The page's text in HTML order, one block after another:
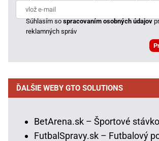
Súhlasím sospracovaním osobných údajov
reklamných správ
ĎALŠIE WEBY GTO SOLUTIONS
BetArena.sk – Športové
FutbalSpravy.sk – Futbalový